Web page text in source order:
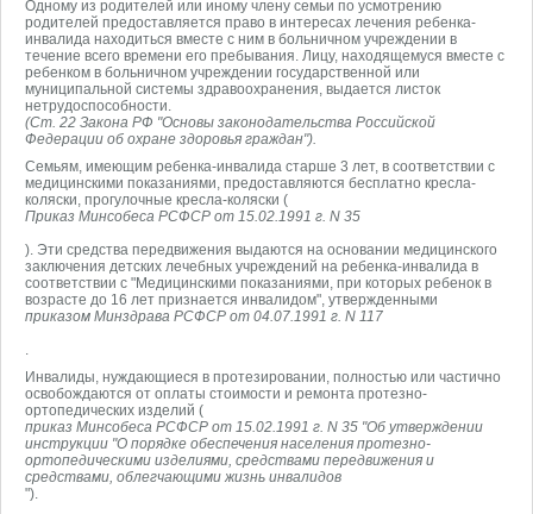
Одному из родителей или иному члену семьи по усмотрению
родителей предоставляется право в интересах лечения ребенка-
инвалида находиться вместе с ним в больничном учреждении в
течение всего времени его пребывания. Лицу, находящемуся вместе с
ребенком в больничном учреждении государственной или
муниципальной системы здравоохранения, выдается листок
нетрудоспособности.
(Ст. 22 Закона РФ "Основы законодательства Российской
Федерации об охране здоровья граждан").
Семьям, имеющим ребенка-инвалида старше 3 лет, в соответствии с
медицинскими показаниями, предоставляются бесплатно кресла-
коляски, прогулочные кресла-коляски (
Приказ Минсобеса РСФСР от 15.02.1991 г. N 35
). Эти средства передвижения выдаются на основании медицинского
заключения детских лечебных учреждений на ребенка-инвалида в
соответствии с "Медицинскими показаниями, при которых ребенок в
возрасте до 16 лет признается инвалидом", утвержденными
приказом Минздрава РСФСР от 04.07.1991 г. N 117
.
Инвалиды, нуждающиеся в протезировании, полностью или частично
освобождаются от оплаты стоимости и ремонта протезно-
ортопедических изделий (
приказ Минсобеса РСФСР от 15.02.1991 г. N 35 "Об утверждении
инструкции "О порядке обеспечения населения протезно-
ортопедическими изделиями, средствами передвижения и
средствами, облегчающими жизнь инвалидов
").